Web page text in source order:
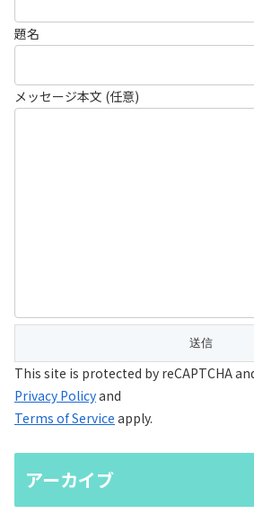
題名
メッセージ本文 (任意)
This site is protected by reCAPTCHA
Privacy Policyand
Terms of Service apply.
アーカイブ